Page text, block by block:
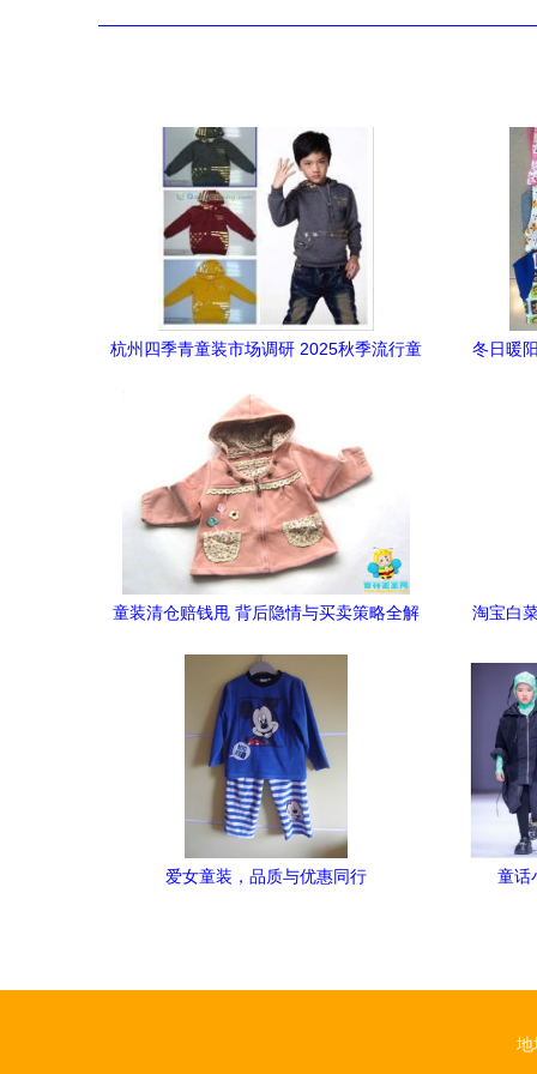
杭州四季青童装市场调研 2025秋季流行童
冬日暖
童装清仓赔钱甩 背后隐情与买卖策略全解
淘宝白
爱女童装，品质与优惠同行 童话
地